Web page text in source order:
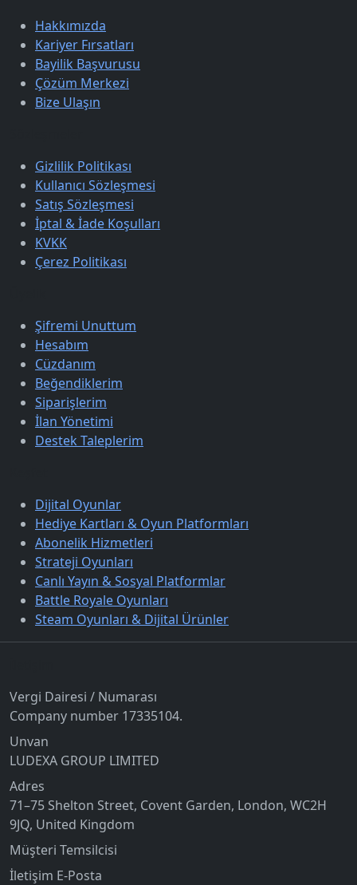
Hakkımızda
Kariyer Fırsatları
Bayilik Başvurusu
Çözüm Merkezi
Bize Ulaşın
Gizlilik Politikası
Kullanıcı Sözleşmesi
Satış Sözleşmesi
İptal & İade Koşulları
KVKK
Çerez Politikası
Şifremi Unuttum
Hesabım
Cüzdanım
Beğendiklerim
Siparişlerim
İlan Yönetimi
Destek Taleplerim
Dijital Oyunlar
Hediye Kartları & Oyun Platformları
Abonelik Hizmetleri
Strateji Oyunları
Canlı Yayın & Sosyal Platformlar
Battle Royale Oyunları
Steam Oyunları & Dijital Ürünler
Vergi Dairesi / Numarası
Company number 17335104.
Unvan
LUDEXA GROUP LIMITED
Adres
71–75 Shelton Street, Covent Garden, London, WC2H
9JQ, United Kingdom
Müşteri Temsilcisi
İletişim E-Posta